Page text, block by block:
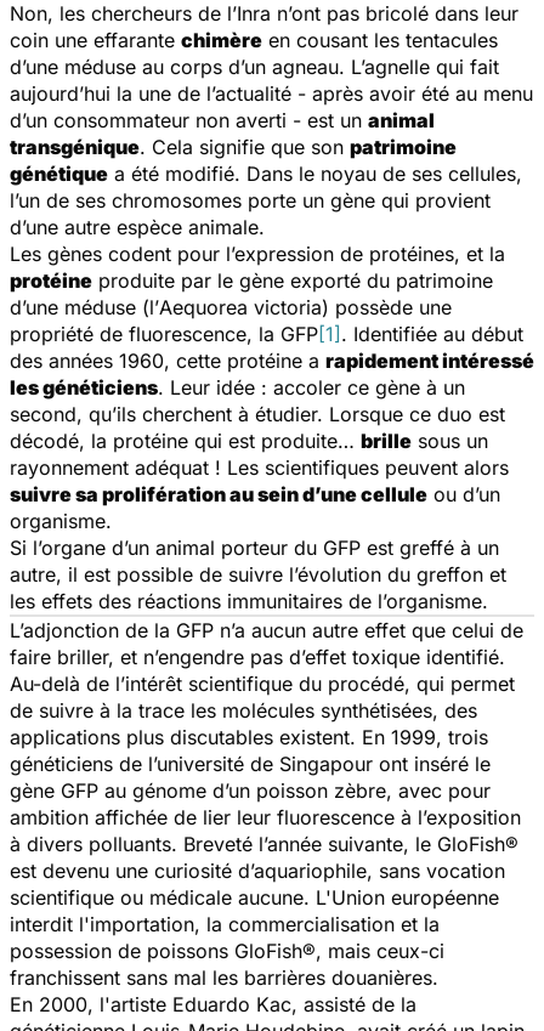
Non, les chercheurs de l’Inra n’ont pas bricolé dans leur
coin une effarante chimère en cousant les tentacules
d’une méduse au corps d’un agneau. L’agnelle qui fait
aujourd’hui la une de l’actualité - après avoir été au menu
d’un consommateur non averti - est un animal
transgénique. Cela signifie que son patrimoine
génétique a été modifié. Dans le noyau de ses cellules,
l’un de ses chromosomes porte un gène qui provient
d’une autre espèce animale.
Les gènes codent pour l’expression de protéines, et la
protéine produite par le gène exporté du patrimoine
d’une méduse (l’Aequorea victoria) possède une
propriété de fluorescence, la GFP[1] . Identifiée au début
des années 1960, cette protéine a rapidement intéressé
les généticiens. Leur idée : accoler ce gène à un
second, qu’ils cherchent à étudier. Lorsque ce duo est
décodé, la protéine qui est produite… brille sous un
rayonnement adéquat ! Les scientifiques peuvent alors
suivre sa prolifération au sein d’une cellule ou d’un
organisme.
Si l’organe d’un animal porteur du GFP est greffé à un
autre, il est possible de suivre l’évolution du greffon et
les effets des réactions immunitaires de l’organisme.
L’adjonction de la GFP n’a aucun autre effet que celui de
faire briller, et n’engendre pas d’effet toxique identifié.
Au-delà de l’intérêt scientifique du procédé, qui permet
de suivre à la trace les molécules synthétisées, des
applications plus discutables existent. En 1999, trois
généticiens de l’université de Singapour ont inséré le
gène GFP au génome d’un poisson zèbre, avec pour
ambition affichée de lier leur fluorescence à l’exposition
à divers polluants. Breveté l’année suivante, le GloFish®
est devenu une curiosité d’aquariophile, sans vocation
scientifique ou médicale aucune. L'Union européenne
interdit l'importation, la commercialisation et la
possession de poissons GloFish®, mais ceux-ci
franchissent sans mal les barrières douanières.
En 2000, l'artiste Eduardo Kac, assisté de la